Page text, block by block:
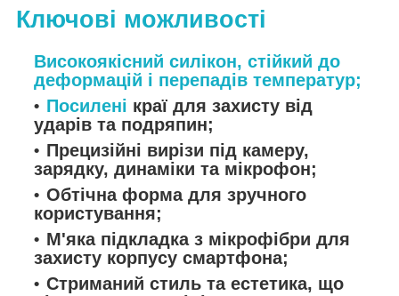
Ключові можливості
Високоякісний силікон, стійкий до
деформацій і перепадів температур;
Посилені краї для захисту від
ударів та подряпин;
Прецизійні вирізи під камеру,
зарядку, динаміки та мікрофон;
Обтічна форма для зручного
користування;
М'яка підкладка з мікрофібри для
захисту корпусу смартфона;
Стриманий стиль та естетика, що